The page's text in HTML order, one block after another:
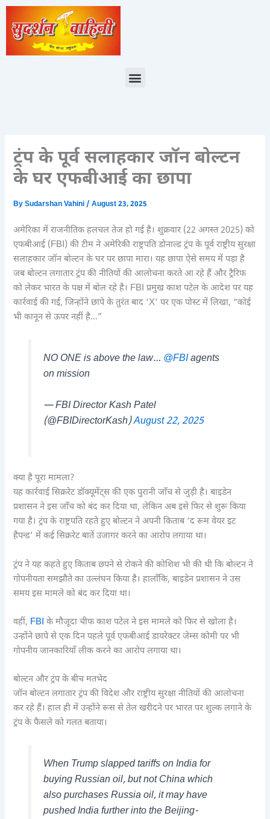
Skip
content
Menu
ट्रंप के पूर्व सलाहकार जॉन बोल्टन
के घर एफबीआई का छापा
BySudarshan Vahini/August 23, 2025
अमेरिका में राजनीतिक हलचल तेज हो गई है। शुक्रवार (22 अगस्त 2025) को
एफबीआई (FBI) की टीम ने अमेरिकी राष्ट्रपति डोनाल्ड ट्रंप के पूर्व राष्ट्रीय सुरक्षा
सलाहकार जॉन बोल्टन के घर पर छापा मारा। यह छापा ऐसे समय में पड़ा है
जब बोल्टन लगातार ट्रंप की नीतियों की आलोचना करते आ रहे हैं और ट्रैरिफ
को लेकर भारत के पक्ष में बोल रहे है। FBI प्रमुख काश पटेल के आदेश पर यह
कार्रवाई की गई, जिन्होंने छापे के तुरंत बाद ‘X’ पर एक पोस्ट में लिखा, “कोई
भी कानून से ऊपर नहीं है…”
NO ONE is above the law… @FBIagents
on mission
— FBI Director Kash Patel
(@FBIDirectorKash)August 22, 2025
क्या है पूरा मामला?
यह कार्रवाई सिक्ररेट डॉक्यूमेंट्स की एक पुरानी जाँच से जुड़ी है। बाइडेन
प्रशासन ने इस जाँच को बंद कर दिया था, लेकिन अब इसे फिर से शुरू किया
गया है। ट्रंप के राष्ट्रपति रहते हुए बोल्टन ने अपनी किताब ‘द रूम वेयर इट
हैपन्ड’ में कई सिक्ररेट बातें उजागर करने का आरोप लगाया था।
ट्रंप ने यह कहते हुए किताब छपने से रोकने की कोशिश भी की थी कि बोल्टन ने
गोपनीयता समझौते का उल्लंघन किया है। हालाँकि, बाइडेन प्रशासन ने उस
समय इस मामले को बंद कर दिया था।
वहीं, FBI के मौजूदा चीफ काश पटेल ने इस मामले को फिर से खोला है।
उन्होंने छापे से एक दिन पहले पूर्व एफबीआई डायरेक्टर जेम्स कोमी पर भी
गोपनीय जानकारियाँ लीक करने का आरोप लगाया था।
बोल्टन और ट्रंप के बीच मतभेद
जॉन बोल्टन लगातार ट्रंप की विदेश और राष्ट्रीय सुरक्षा नीतियों की आलोचना
कर रहे हैं। हाल ही में उन्होंने रूस से तेल खरीदने पर भारत पर शुल्क लगाने के
ट्रंप के फैसले को गलत बताया।
When Trump slapped tariffs on India for
buying Russian oil, but not China which
also purchases Russia oil, it may have
pushed India further into the Beijing-